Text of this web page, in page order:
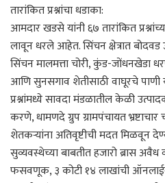
तारांकित प्रश्नांचा धडाका:
आमदार खडसे यांनी ६७ तारांकित
लावून धरले आहेत. सिंचन क्षेत्रात बोदवड
सिंचन मालमत्ता चोरी, कुंड-जोंधनखेडा
आणि सुनसगाव शेतीसाठी वाघूरचे पाणी
प्रश्नांमध्ये सावदा मंडळातील केळी
करणे, धामणदे ग्रुप ग्रामपंचायत
शेतकऱ्यांना अतिवृष्टीची मदत मिळवून
सुव्यवस्थेच्या बाबतीत हजारो ब्रास
फसवणूक, ३ कोटी १४ लाखांची